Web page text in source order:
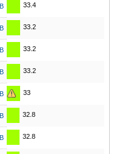
33.4
33.2
33.2
33.2
33
32.8
32.8